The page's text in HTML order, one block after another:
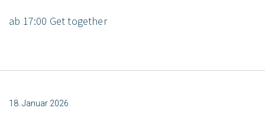
ab 17:00 Get together
18. Januar 2026